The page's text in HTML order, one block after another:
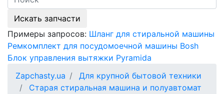
Искать запчасти
Примеры запросов: Шланг для стиральной машины
Ремкомплект для посудомоечной машины Bosh
Блок управления вытяжки Pyramida
Zapchasty.ua
Для крупной бытовой техники
Старая стиральная машина и полуавтомат